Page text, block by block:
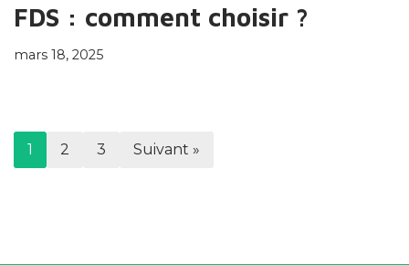
FDS : comment choisir ?
mars 18, 2025
1 2 3 Suivant »